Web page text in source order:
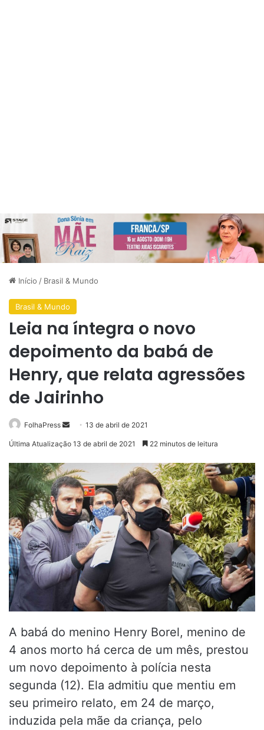
Início / Brasil & Mundo
Brasil & Mundo
Leia na íntegra o novo
depoimento da babá de
Henry, que relata agressões
de Jairinho
FolhaPress
Mande13 de abril de 2021
Última Atualização 13 de abril de 2021 22 minutos de leitura
A babá do menino Henry Borel, menino de
4 anos morto há cerca de um mês, prestou
um novo depoimento à polícia nesta
segunda (12). Ela admitiu que mentiu em
seu primeiro relato, em 24 de março,
induzida pela mãe da criança, pelo